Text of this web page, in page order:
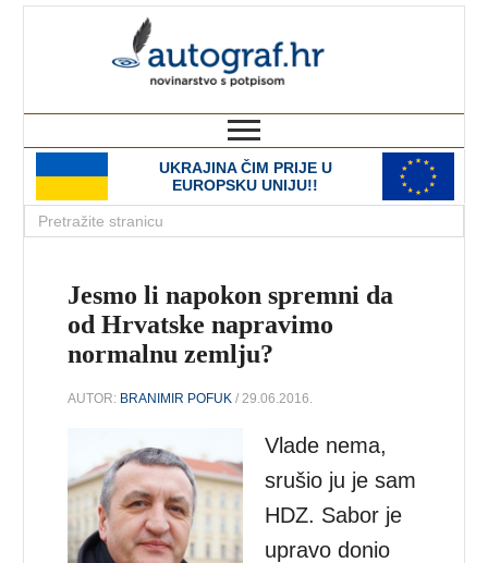
UKRAJINA ČIM PRIJE U
EUROPSKU UNIJU!!
Jesmo li napokon spremni da
od Hrvatske napravimo
normalnu zemlju?
AUTOR: BRANIMIR POFUK / 29.06.2016.
Vlade nema,
srušio ju je sam
HDZ. Sabor je
upravo donio